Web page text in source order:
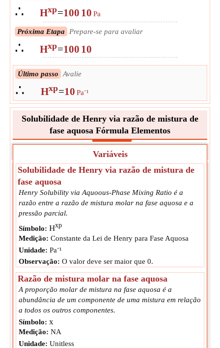
∴ Hxp=100 10 Pa
Próxima Etapa Prepare-se para avaliar
∴ Hxp=100 10
Último passo Avalie
∴ Hxp=10 Pa⁻¹
Solubilidade de Henry via razão de mistura de
fase aquosa Fórmula Elementos
Variáveis
Solubilidade de Henry via razão de mistura de
fase aquosa
Henry Solubility via Aquoous-Phase Mixing Ratio é a
razão entre a razão de mistura molar na fase aquosa e a
pressão parcial.
Símbolo: Hxp
Medição: Constante da Lei de Henry para Fase Aquosa
Unidade: Pa⁻¹
Observação: O valor deve ser maior que 0.
Razão de mistura molar na fase aquosa
A proporção molar de mistura na fase aquosa é a
abundância de um componente de uma mistura em relação
a todos os outros componentes.
Símbolo: x
Medição: NA
Unidade: Unitless